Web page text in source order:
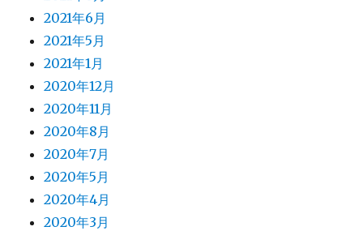
2021年6月
2021年5月
2021年1月
2020年12月
2020年11月
2020年8月
2020年7月
2020年5月
2020年4月
2020年3月